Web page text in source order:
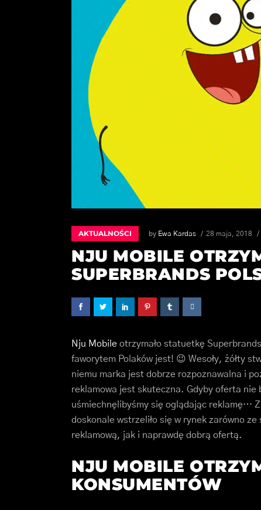
AKTUALNOŚCI by Ewa Kardas 28 maja, 2018
NJU MOBILE
SUPERBRANDS
Nju Mobile otrzymało statuetkę
faworytem Polaków jest! 😉 Wesoły, żółty
niemu marka jest dobrze rozpoznawalna i
reklamowa jest skuteczna. Gdyby oferta nie
uśmiechnęlibyśmy się oglądając reklamę…
doskonale wstrzeliło się w rynek zarówno
reklamową, jak i naprawdę dobrą ofertą.
NJU MOBILE
KONSUMENTÓW